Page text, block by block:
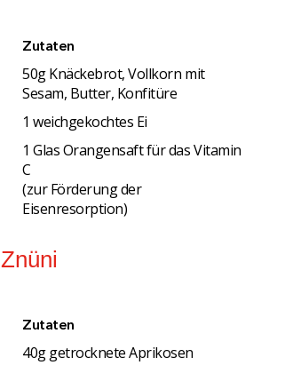
Zutaten
50g Knäckebrot, Vollkorn mit
Sesam, Butter, Konfitüre
1 weichgekochtes Ei
1 Glas Orangensaft für das Vitamin
C
(zur Förderung der
Eisenresorption)
Znüni
Zutaten
40g getrocknete Aprikosen